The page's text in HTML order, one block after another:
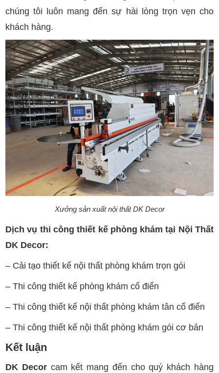
chúng tôi luôn mang đến sự hài lòng trọn vẹn cho
khách hàng.
Xưởng sản xuất nội thất DK Decor
Dịch vụ thi công thiết kế phòng khám tại Nội Thất
DK Decor:
– Cải tạo thiết kế nội thất phòng khám trọn gói
– Thi công thiết kế phòng khám cổ điển
– Thi công thiết kế nội thất phòng khám tân cổ điển
– Thi công thiết kế nội thất phòng khám gói cơ bản
Kết luận
DK Decorcam kết mang đến cho quý khách hàng